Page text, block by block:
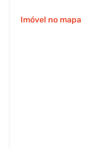
Imóvel no mapa